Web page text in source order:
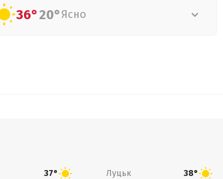
36°20°Ясно
37° Луцьк 38°